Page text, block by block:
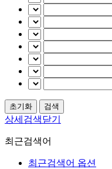
상세검색닫기
최근검색어
최근검색어 옵션